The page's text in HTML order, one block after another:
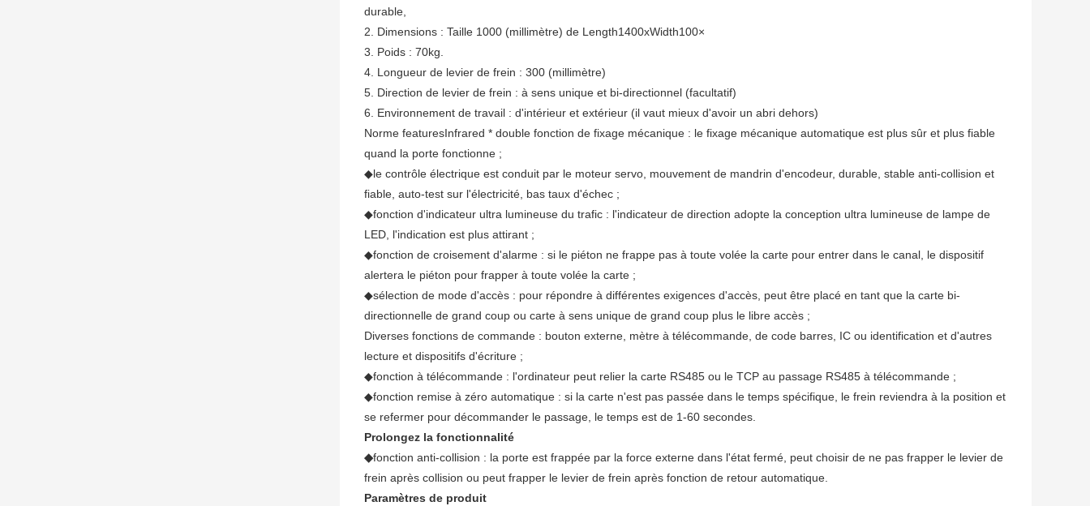
durable,
2. Dimensions : Taille 1000 (millimètre) de Length1400xWidth100×
3. Poids : 70kg.
4. Longueur de levier de frein : 300 (millimètre)
5. Direction de levier de frein : à sens unique et bi-directionnel (facultatif)
6. Environnement de travail : d'intérieur et extérieur (il vaut mieux d'avoir un abri dehors)
Norme featuresInfrared * double fonction de fixage mécanique : le fixage mécanique automatique est plus sûr et plus fiable
quand la porte fonctionne ;
◆le contrôle électrique est conduit par le moteur servo, mouvement de mandrin d'encodeur, durable, stable anti-collision et
fiable, auto-test sur l'électricité, bas taux d'échec ;
◆fonction d'indicateur ultra lumineuse du trafic : l'indicateur de direction adopte la conception ultra lumineuse de lampe de
LED, l'indication est plus attirant ;
◆fonction de croisement d'alarme : si le piéton ne frappe pas à toute volée la carte pour entrer dans le canal, le dispositif
alertera le piéton pour frapper à toute volée la carte ;
◆sélection de mode d'accès : pour répondre à différentes exigences d'accès, peut être placé en tant que la carte bi-
directionnelle de grand coup ou carte à sens unique de grand coup plus le libre accès ;
Diverses fonctions de commande : bouton externe, mètre à télécommande, de code barres, IC ou identification et d'autres
lecture et dispositifs d'écriture ;
◆fonction à télécommande : l'ordinateur peut relier la carte RS485 ou le TCP au passage RS485 à télécommande ;
◆fonction remise à zéro automatique : si la carte n'est pas passée dans le temps spécifique, le frein reviendra à la position et
se refermer pour décommander le passage, le temps est de 1-60 secondes.
Prolongez la fonctionnalité
◆fonction anti-collision : la porte est frappée par la force externe dans l'état fermé, peut choisir de ne pas frapper le levier de
frein après collision ou peut frapper le levier de frein après fonction de retour automatique.
Paramètres de produit